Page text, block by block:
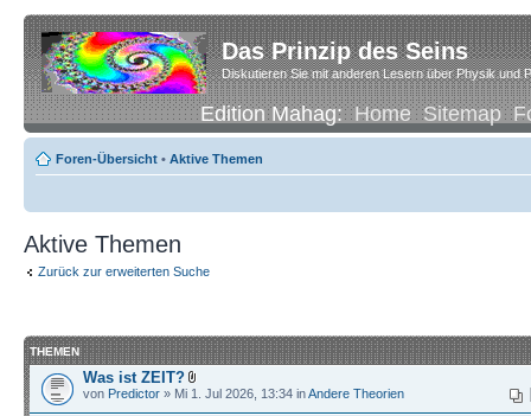
Das Prinzip des Seins
Diskutieren Sie mit anderen Lesern über Physik und
Edition Mahag:Home Sitemap
Foren-Übersicht • Aktive Themen
Aktive Themen
Zurück zur erweiterten Suche
THEMEN
Was ist ZEIT?
von Predictor » Mi 1. Jul 2026, 13:34 inAndere Theorien